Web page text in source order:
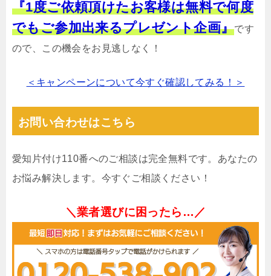
『1度ご依頼頂けたお客様は無料で何度
でもご参加出来るプレゼント企画』です
ので、この機会をお見逃しなく！
＜キャンペーンについて今すぐ確認してみる！＞
お問い合わせはこちら
愛知片付け110番へのご相談は完全無料です。あなたの
お悩み解決します。今すぐご相談ください！
＼業者選びに困ったら…／